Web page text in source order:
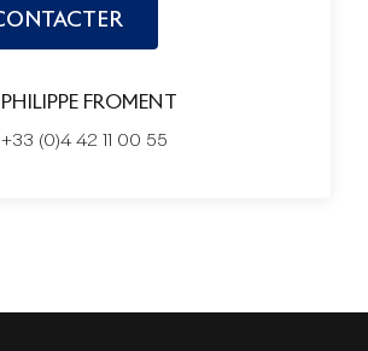
PHILIPPE FROMENT
+33 (0)4 42 11 00 55